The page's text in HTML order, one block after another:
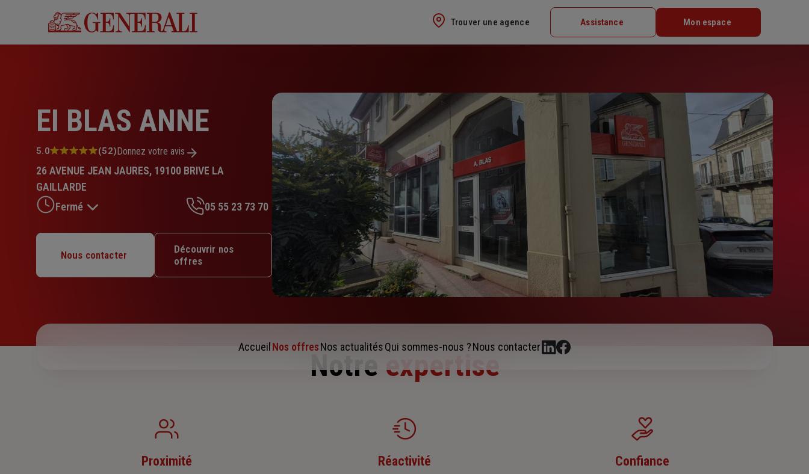
Trouver une agence Assistance Mon espace
EI BLAS ANNE
Note
5.0
sur
5
étoiles
5.0 (52)Donnez votre avis
26 AVENUE JEAN JAURES, 19100 BRIVE LA
GAILLARDE
Fermé
Mardi : 09h – 12h / 14h – 18h
Mercredi : 09h – 12h / 14h – 18h
05 55 23 73 70
Nous contacter
Découvrir nos
offres
Accueil Nos offresNos actualitésQui sommes-nous ?Nous contacter
Notre expertise
Proximité Réactivité Confiance